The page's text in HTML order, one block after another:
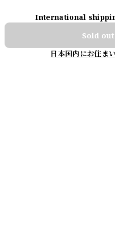
International
Sold out
日本国内にお住ま